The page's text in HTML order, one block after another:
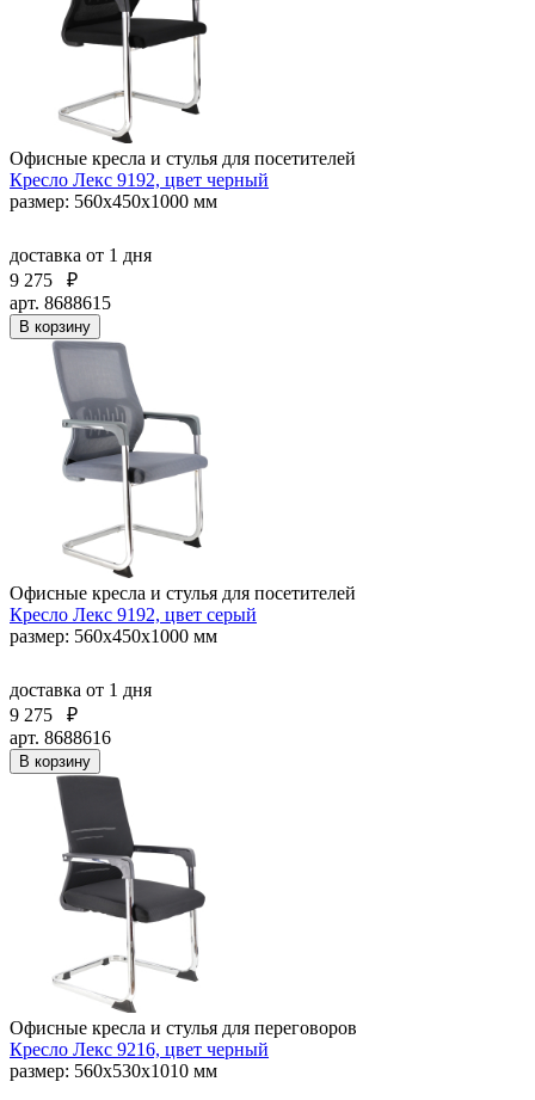
Офисные кресла и стулья для посетителей
Кресло Лекс 9192, цвет черный
размер: 560х450х1000 мм
доставка от 1 дня
9 275
₽
арт. 8688615
В корзину
Офисные кресла и стулья для посетителей
Кресло Лекс 9192, цвет серый
размер: 560х450х1000 мм
доставка от 1 дня
9 275
₽
арт. 8688616
В корзину
Офисные кресла и стулья для переговоров
Кресло Лекс 9216, цвет черный
размер: 560х530х1010 мм